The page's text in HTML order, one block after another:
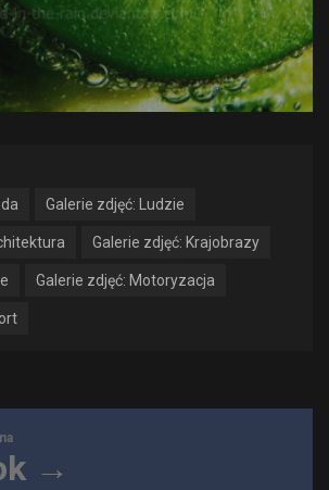
Galerie zdjęć: Ludzie
Galerie zdjęć: Krajobrazy
Galerie zdjęć: Motoryzacja
→